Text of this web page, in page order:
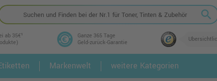
search
ab 35€¹
Ganze 365 Tage
Geld-zurück-Garantie
2.
Markenwelt weitere Kategorien